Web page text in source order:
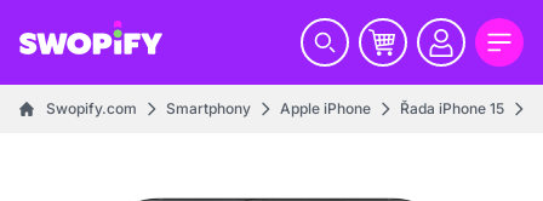
Swopify.com Smartphony Apple iPhone Řada iPhone 15